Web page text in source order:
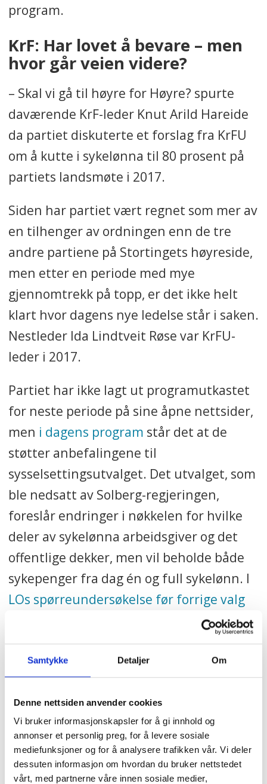
Samtykke Detaljer Om
Denne nettsiden anvender cookies
Vi bruker informasjonskapsler for å gi innhold og
annonser et personlig preg, for å levere sosiale
mediefunksjoner og for å analysere trafikken vår. Vi deler
dessuten informasjon om hvordan du bruker nettstedet
vårt, med partnerne våre innen sosiale medier,
program.
KrF: Har lovet å bevare – men
hvor går veien videre?
– Skal vi gå til høyre for Høyre? spurte
daværende KrF-leder Knut Arild Hareide
da partiet diskuterte et forslag fra KrFU
om å kutte i sykelønna til 80 prosent på
partiets landsmøte i 2017.
Siden har partiet vært regnet som mer av
en tilhenger av ordningen enn de tre
andre partiene på Stortingets høyreside,
men etter en periode med mye
gjennomtrekk på topp, er det ikke helt
klart hvor dagens nye ledelse står i saken.
Nestleder Ida Lindtveit Røse var KrFU-
leder i 2017.
Partiet har ikke lagt ut programutkastet
for neste periode på sine åpne nettsider,
men i dagens program står det at de
støtter anbefalingene til
sysselsettingsutvalget. Det utvalget, som
ble nedsatt av Solberg-regjeringen,
foreslår endringer i nøkkelen for hvilke
deler av sykelønna arbeidsgiver og det
offentlige dekker, men vil beholde både
sykepenger fra dag én og full sykelønn. I
LOs spørreundersøkelse før forrige valg
sykelønnsordningen.
PS: Ungdommen på
sentrum/høyresida har krevd
kutt tidligere
De fire borgerlige ungdomspartiene har
tidligere stått sammen om å kreve et kutt